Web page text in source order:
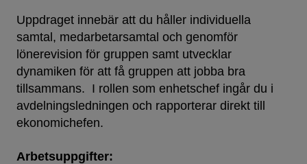
Uppdraget innebär att du håller individuella
samtal, medarbetarsamtal och genomför
lönerevision för gruppen samt utvecklar
dynamiken för att få gruppen att jobba bra
tillsammans. I rollen som enhetschef ingår du i
avdelningsledningen och rapporterar direkt till
ekonomichefen.
Arbetsuppgifter: